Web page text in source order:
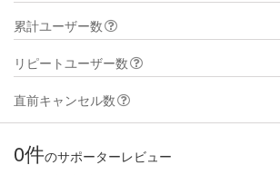
累計ユーザー数
リピートユーザー数
直前キャンセル数
0件のサポーターレビュー